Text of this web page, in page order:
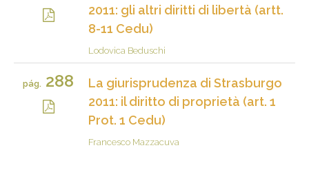
2011: gli altri diritti di libertà (artt.
8-11 Cedu)
Lodovica Beduschi
pág. 288
La giurisprudenza di Strasburgo
2011: il diritto di proprietà (art. 1
Prot. 1 Cedu)
Francesco Mazzacuva